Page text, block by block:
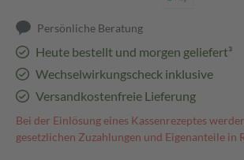
Persönliche Beratung
Heute bestellt und morgen geliefert³
Wechselwirkungscheck inklusive
Versandkostenfreie Lieferung
Bei der Einlösung eines Kassenrezeptes
gesetzlichen Zuzahlungen und Eigenanteile in